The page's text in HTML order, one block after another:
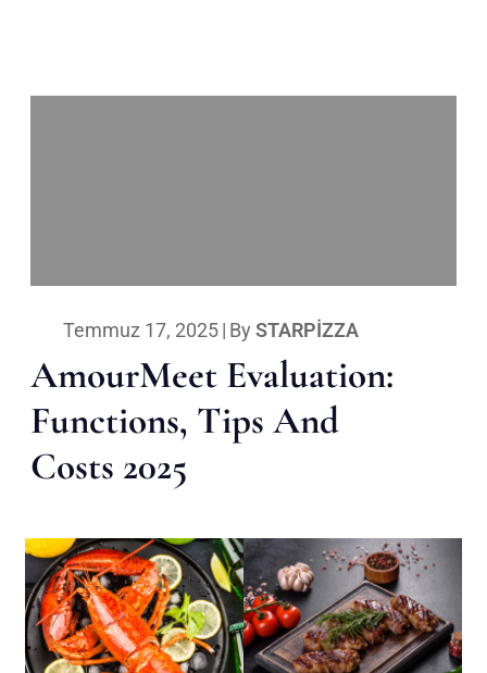
Temmuz 17, 2025| By STARPIZZA
AmourMeet Evaluation:
Functions, Tips And
Costs 2025